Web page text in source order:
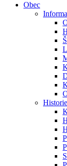
Obec
Historie